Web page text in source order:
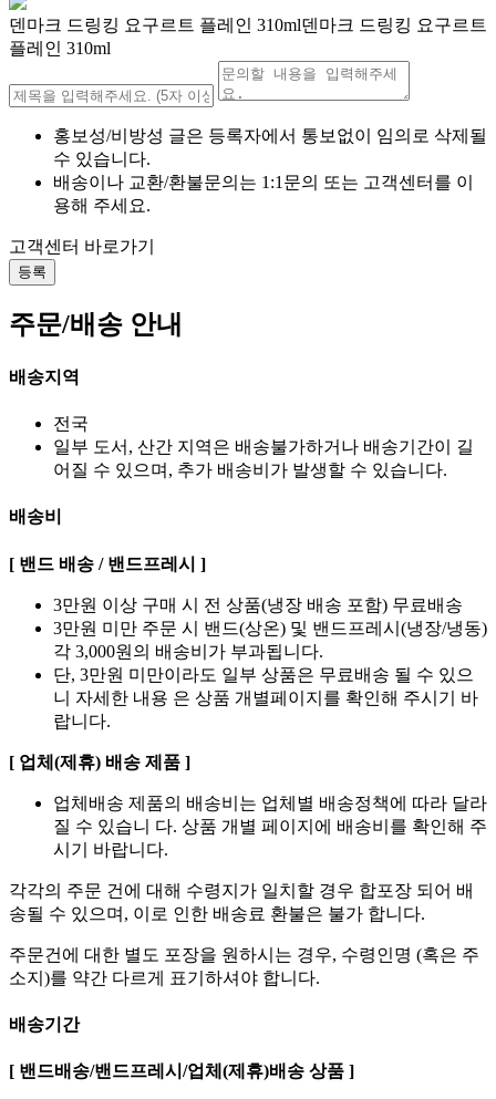
덴마크 드링킹 요구르트 플레인 310ml덴마크 드링킹 요구르트
플레인 310ml
홍보성/비방성 글은 등록자에서 통보없이 임의로 삭제될
수 있습니다.
배송이나 교환/환불문의는 1:1문의 또는 고객센터를 이
용해 주세요.
고객센터 바로가기
등록
주문/배송 안내
배송지역
전국
일부 도서, 산간 지역은 배송불가하거나 배송기간이 길
어질 수 있으며, 추가 배송비가 발생할 수 있습니다.
배송비
[ 밴드 배송 / 밴드프레시 ]
3만원 이상 구매 시 전 상품(냉장 배송 포함) 무료배송
3만원 미만 주문 시 밴드(상온) 및 밴드프레시(냉장/냉동)
각 3,000원의 배송비가 부과됩니다.
단, 3만원 미만이라도 일부 상품은 무료배송 될 수 있으
니 자세한 내용 은 상품 개별페이지를 확인해 주시기 바
랍니다.
[ 업체(제휴) 배송 제품 ]
업체배송 제품의 배송비는 업체별 배송정책에 따라 달라
질 수 있습니 다. 상품 개별 페이지에 배송비를 확인해 주
시기 바랍니다.
각각의 주문 건에 대해 수령지가 일치할 경우 합포장 되어 배
송될 수 있으며, 이로 인한 배송료 환불은 불가 합니다.
주문건에 대한 별도 포장을 원하시는 경우, 수령인명 (혹은 주
소지)를 약간 다르게 표기하셔야 합니다.
배송기간
[ 밴드배송/밴드프레시/업체(제휴)배송 상품 ]